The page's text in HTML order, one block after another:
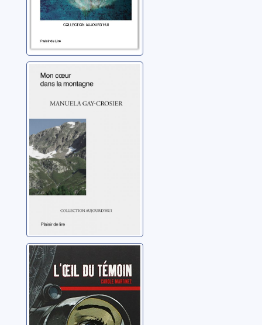
Mon coeur dans
la montagne
Gay-Crosier, Manuela
L'oeil du témoin
Martinez, Carole